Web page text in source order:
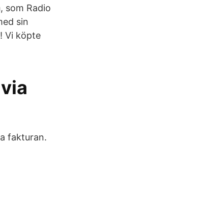
som Radio
sin
Vi köpte
fakturan.